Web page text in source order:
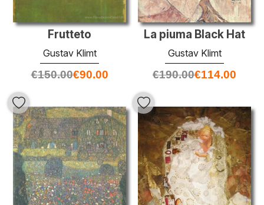
Frutteto
Gustav Klimt
€150.00€90.00
La piuma Black Hat
Gustav Klimt
€190.00€114.00